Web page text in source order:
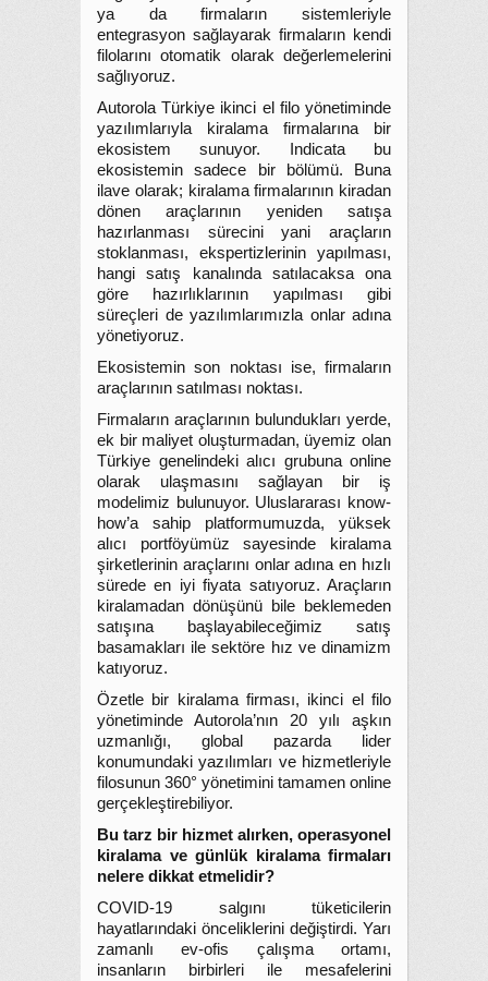
ya da firmaların sistemleriyle
entegrasyon sağlayarak firmaların kendi
filolarını otomatik olarak değerlemelerini
sağlıyoruz.
Autorola Türkiye ikinci el filo yönetiminde
yazılımlarıyla kiralama firmalarına bir
ekosistem sunuyor. Indicata bu
ekosistemin sadece bir bölümü. Buna
ilave olarak; kiralama firmalarının kiradan
dönen araçlarının yeniden satışa
hazırlanması sürecini yani araçların
stoklanması, ekspertizlerinin yapılması,
hangi satış kanalında satılacaksa ona
göre hazırlıklarının yapılması gibi
süreçleri de yazılımlarımızla onlar adına
yönetiyoruz.
Ekosistemin son noktası ise, firmaların
araçlarının satılması noktası.
Firmaların araçlarının bulundukları yerde,
ek bir maliyet oluşturmadan, üyemiz olan
Türkiye genelindeki alıcı grubuna online
olarak ulaşmasını sağlayan bir iş
modelimiz bulunuyor. Uluslararası know-
how’a sahip platformumuzda, yüksek
alıcı portföyümüz sayesinde kiralama
şirketlerinin araçlarını onlar adına en hızlı
sürede en iyi fiyata satıyoruz. Araçların
kiralamadan dönüşünü bile beklemeden
satışına başlayabileceğimiz satış
basamakları ile sektöre hız ve dinamizm
katıyoruz.
Özetle bir kiralama firması, ikinci el filo
yönetiminde Autorola’nın 20 yılı aşkın
uzmanlığı, global pazarda lider
konumundaki yazılımları ve hizmetleriyle
filosunun 360° yönetimini tamamen online
gerçekleştirebiliyor.
Bu tarz bir hizmet alırken, operasyonel
kiralama ve günlük kiralama firmaları
nelere dikkat etmelidir?
COVID-19 salgını tüketicilerin
hayatlarındaki önceliklerini değiştirdi. Yarı
zamanlı ev-ofis çalışma ortamı,
insanların birbirleri ile mesafelerini